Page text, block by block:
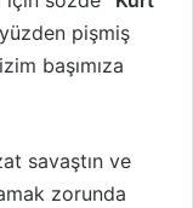
pişmiş
başımıza
savaştın ve
zorunda